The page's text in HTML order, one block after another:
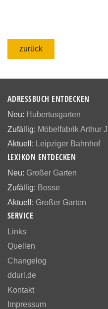
zurück
ADRESSBUCH ENTDECKEN
Neu: Hubertusgarten
Zufällig: Möbelfabrik Arthur
Aktuell: Leipziger Bahnhof
LEXIKON ENTDECKEN
Neu: Großer Garten
Zufällig: Bosse
Aktuell: Großer Garten
SERVICE
Links
Quellen
Changelog
ddurl.de
Kontakt
Impressum